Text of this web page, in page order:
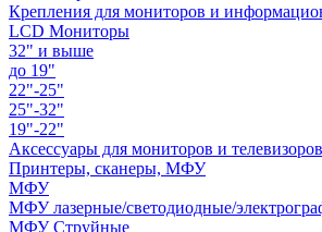
Крепления для мониторов и
LCD Мониторы
32" и выше
до 19"
22"-25"
25"-32"
19"-22"
Аксессуары для мониторов и телевизоров
Принтеры, сканеры, МФУ
МФУ
МФУ лазерные/светодиодные/
МФУ Струйные